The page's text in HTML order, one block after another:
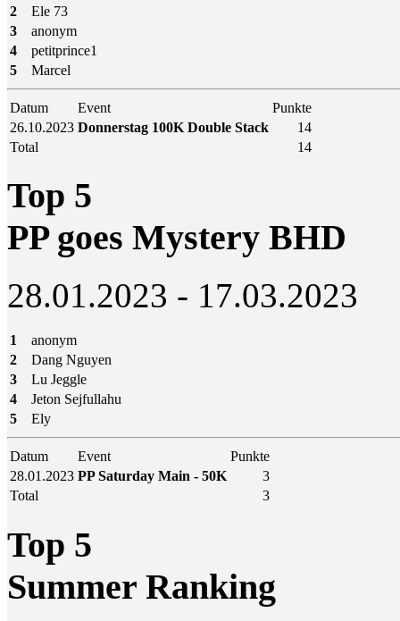
2
Ele 73
3
anonym
4
petitprince1
5
Marcel
Datum Event
Punkte
26.10.2023 Donnerstag 100K Double Stack
14
Total
14
Top 5
PP goes Mystery BHD
28.01.2023 - 17.03.2023
1
anonym
2
Dang Nguyen
3
Lu Jeggle
4
Jeton Sejfullahu
5
Ely
Datum Event
Punkte
28.01.2023 PP Saturday Main - 50K
3
Total
3
Top 5
Summer Ranking